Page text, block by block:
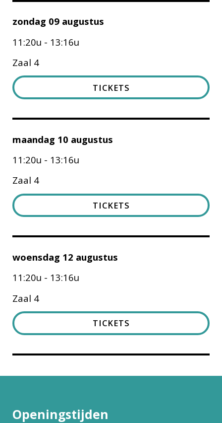
zondag 09 augustus
11:20u - 13:16u
Zaal 4
TICKETS
maandag 10 augustus
11:20u - 13:16u
Zaal 4
TICKETS
woensdag 12 augustus
11:20u - 13:16u
Zaal 4
TICKETS
Openingstijden